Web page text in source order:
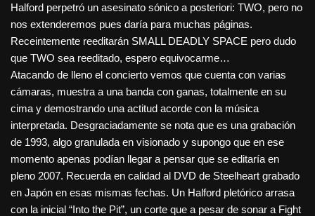
Halford perpetró un asesinato sónico a posteriori: TWO, pero no
nos extenderemos pues daría para muchas páginas.
Receintemente reeditarán SMALL DEADLY SPACE pero dudo
que TWO sea reeditado, espero equivocarme…
Atacando de lleno el concierto vemos que cuenta con varias
cámaras, muestra a una banda con ganas, totalmente en su
cima y demostrando una actitud acorde con la música
interpretada. Desgraciadamente se nota que es una grabación
de 1993, algo granulada en visionado y supongo que en ese
momento apenas podían llegar a pensar que se editaría en
pleno 2007. Recuerda en calidad al DVD de Steelheart grabado
en Japón en esas mismas fechas. Un Halford pletórico arrasa
con la inicial “Into the Pit”, un corte que a pesar de sonar a Fight